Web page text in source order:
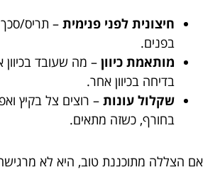
חיצונית לפני פנימית – תריס/סכך
בפנים.
מותאמת כיוון – מה שעובד בכיוון
בדיחה בכיוון אחר.
שקלול עונות – רוצים צל בקיץ
בחורף, כשזה מתאים.
אם הצללה מתוכננת טוב, היא לא